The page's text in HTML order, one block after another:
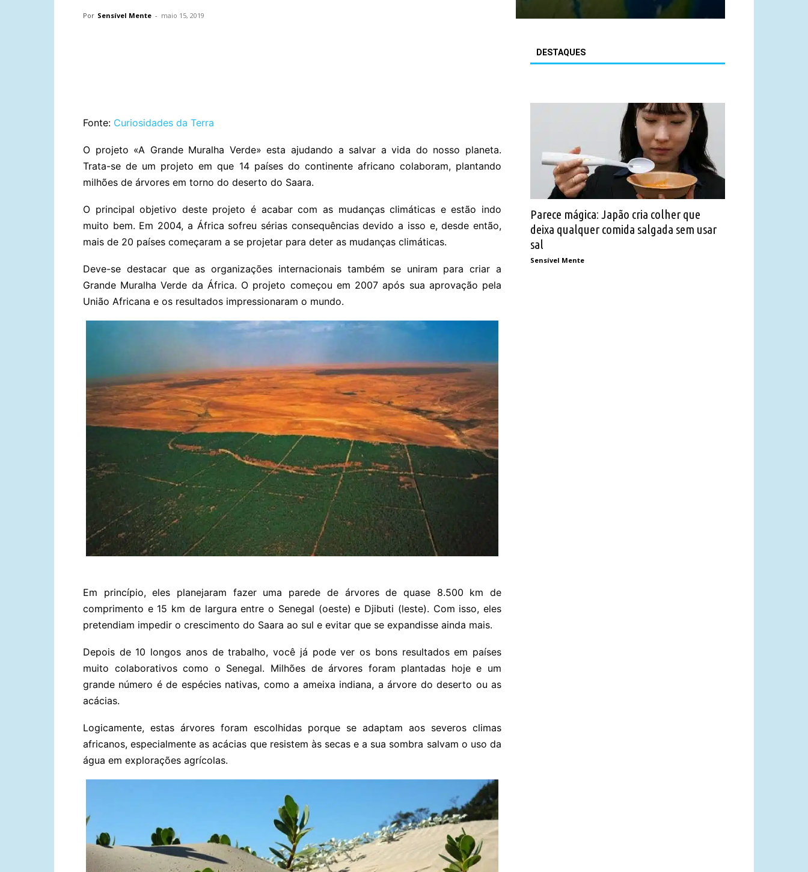
Por Sensível Mente - maio 15, 2019
Fonte: Curiosidades da Terra
O projeto «A Grande Muralha Verde» esta ajudando a salvar a vida do nosso planeta.
Trata-se de um projeto em que 14 países do continente africano colaboram, plantando
milhões de árvores em torno do deserto do Saara.
O principal objetivo deste projeto é acabar com as mudanças climáticas e estão indo
muito bem. Em 2004, a África sofreu sérias consequências devido a isso e, desde então,
mais de 20 países começaram a se projetar para deter as mudanças climáticas.
Deve-se destacar que as organizações internacionais também se uniram para criar a
Grande Muralha Verde da África. O projeto começou em 2007 após sua aprovação pela
União Africana e os resultados impressionaram o mundo.
Em princípio, eles planejaram fazer uma parede de árvores de quase 8.500 km de
comprimento e 15 km de largura entre o Senegal (oeste) e Djibuti (leste). Com isso, eles
pretendiam impedir o crescimento do Saara ao sul e evitar que se expandisse ainda mais.
Depois de 10 longos anos de trabalho, você já pode ver os bons resultados em países
muito colaborativos como o Senegal. Milhões de árvores foram plantadas hoje e um
grande número é de espécies nativas, como a ameixa indiana, a árvore do deserto ou as
acácias.
Logicamente, estas árvores foram escolhidas porque se adaptam aos severos climas
africanos, especialmente as acácias que resistem às secas e a sua sombra salvam o uso da
água em explorações agrícolas.
DESTAQUES
Parece mágica: Japão cria colher que
deixa qualquer comida salgada sem usar
sal
Sensível Mente